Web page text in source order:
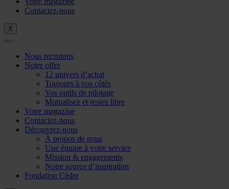
Contactez-nous
X
Nous recrutons
Notre offre
12 univers d’achat
Toujours à vos côtés
Vos outils de pilotage
Mutualisez et restez libre
Votre magazine
Contactez-nous
Découvrez-nous
À propos de nous
Une équipe à votre service
Mission & engagements
Notre source d’inspiration
Fondation Cèdre